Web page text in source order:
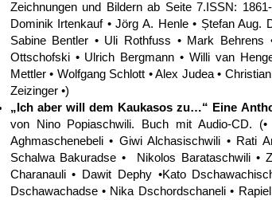
Zeichnungen und Bildern ab Seite 7.ISSN:
Dominik Irtenkauf • Jörg A. Henle • Ștefan Aug.
Sabine Bentler • Uli Rothfuss • Mark
Ottschofski • Ulrich Bergmann • Willi van
Mettler • Wolfgang Schlott • Alex Judea •
Zeizinger •)
„Ich aber will dem Kaukasos zu…“ Eine
von Nino Popiaschwili. Buch mit Audio-CD. (
Aghmaschenebeli • Giwi Alchasischwili • Rati
Schalwa Bakuradse • Nikolos Barataschwili •
Charanauli • Dawit Dephy •Kato
Dschawachadse • Nika Dschordschaneli •